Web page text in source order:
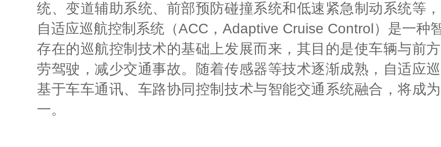
统、变道辅助系统、前部预防碰撞系统和低速紧急制动系统等
自适应巡航控制系统（ACC，Adaptive Cruise Control）是一种
存在的巡航控制技术的基础上发展而来，其目的是使车辆与前
劳驾驶，减少交通事故。随着传感器等技术逐渐成熟，自适应
基于车车通讯、车路协同控制技术与智能交通系统融合，将成
一。